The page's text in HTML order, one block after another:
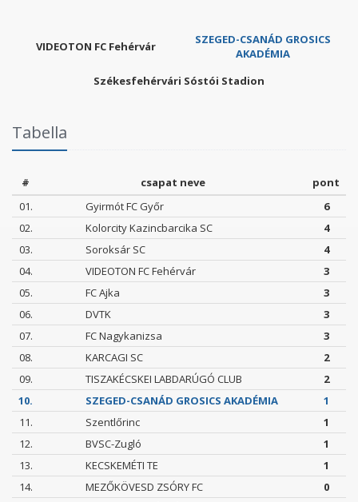
VIDEOTON FC Fehérvár
SZEGED-CSANÁD GROSICS
AKADÉMIA
Székesfehérvári Sóstói Stadion
Tabella
# csapat neve
pont
01.
Gyirmót FC Győr
6
02.
Kolorcity Kazincbarcika SC
4
03.
Soroksár SC
4
04.
VIDEOTON FC Fehérvár
3
05.
FC Ajka
3
06.
DVTK
3
07.
FC Nagykanizsa
3
08.
KARCAGI SC
2
09.
TISZAKÉCSKEI LABDARÚGÓ CLUB
2
10.
SZEGED-CSANÁD GROSICS AKADÉMIA
1
11.
Szentlőrinc
1
12.
BVSC-Zugló
1
13.
KECSKEMÉTI TE
1
14.
MEZŐKÖVESD ZSÓRY FC
0